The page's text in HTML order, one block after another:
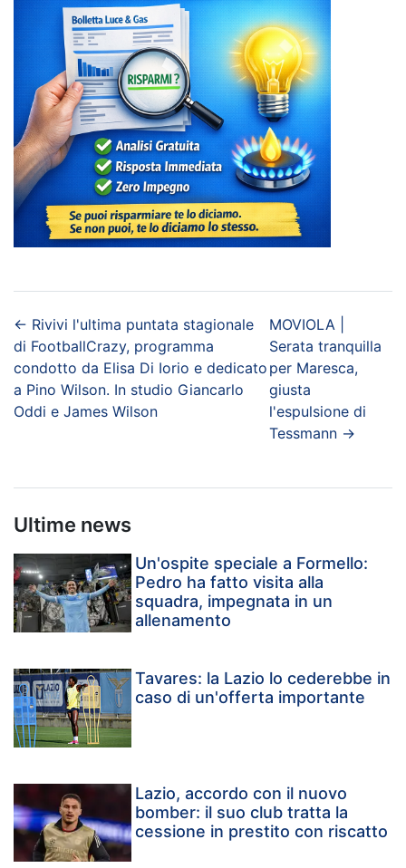
← Rivivi l'ultima puntata stagionale
di FootballCrazy, programma
condotto da Elisa Di Iorio e dedicato
a Pino Wilson. In studio Giancarlo
Oddi e James Wilson
MOVIOLA |
Serata tranquilla
per Maresca,
giusta
l'espulsione di
Tessmann →
Ultime news
Un'ospite speciale a Formello:
Pedro ha fatto visita alla
squadra, impegnata in un
allenamento
Tavares: la Lazio lo cederebbe in
caso di un'offerta importante
Lazio, accordo con il nuovo
bomber: il suo club tratta la
cessione in prestito con riscatto